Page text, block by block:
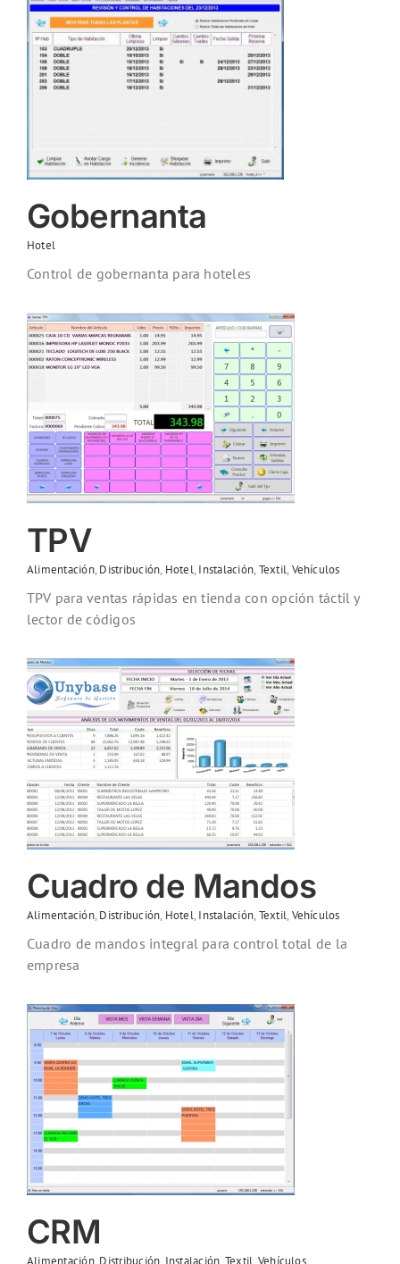
Gobernanta
Hotel
Control de gobernanta para hoteles
TPV
Alimentación, Distribución, Hotel, Instalación, Textil, Vehículos
TPV para ventas rápidas en tienda con opción táctil y
lector de códigos
Cuadro de Mandos
Alimentación, Distribución, Hotel, Instalación, Textil, Vehículos
Cuadro de mandos integral para control total de la
empresa
CRM
Alimentación, Distribución Instalación Textil Vehículos